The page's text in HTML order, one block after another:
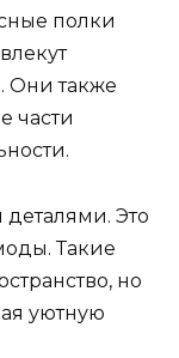
полки
Они также
части
Это
Такие
но
уютную